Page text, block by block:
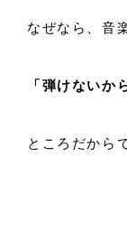
なぜなら、音
「弾けないか
ところだから